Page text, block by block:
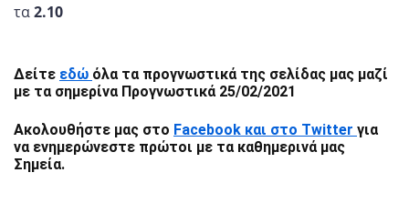
τα2.10
Δείτε εδώ όλα τα προγνωστικά της σελίδας μας μαζί
με τα σημερίνα Προγνωστικά 25/02/2021
Ακολουθήστε μας στο Facebook και στο Twitter για
να ενημερώνεστε πρώτοι με τα καθημερινά μας
Σημεία.